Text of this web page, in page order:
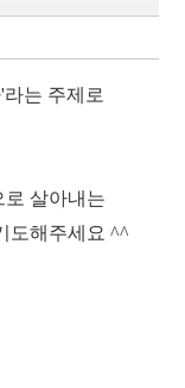
라는 주제로
로 살아내는
도해주세요 ^^